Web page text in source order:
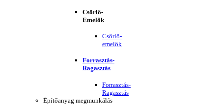
Csörlő-
Emelők
Csörlő-
emelők
Forrasztás-
Ragasztás
Forrasztás-
Ragasztás
Építőanyag megmunkálás